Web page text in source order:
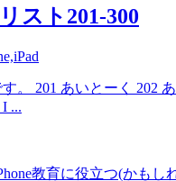
スト201-300
。 201 あいとーく 202
...